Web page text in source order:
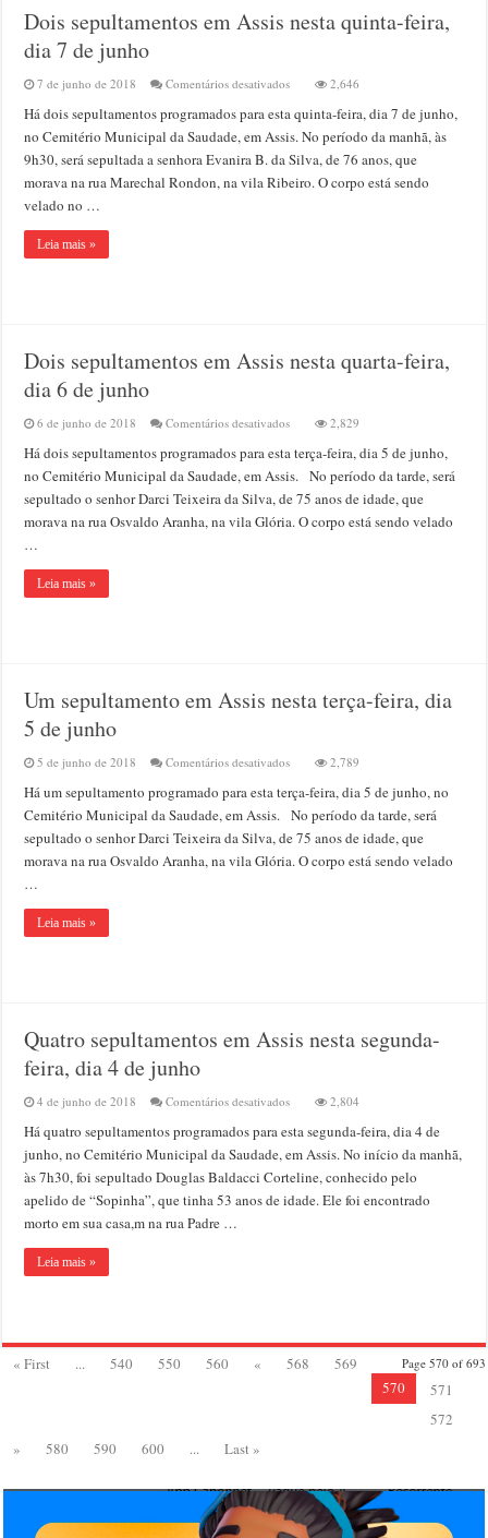
Dois sepultamentos em Assis nesta quinta-feira,
dia 7 de junho
7 de junho de 2018 Comentários desativadosem
sepultamentos
em
nesta
quinta-
2,646
Há dois sepultamentos programados para esta quinta-feira, dia 7 de junho,
no Cemitério Municipal da Saudade, em Assis. No período da manhã, às
9h30, será sepultada a senhora Evanira B. da Silva, de 76 anos, que
morava na rua Marechal Rondon, na vila Ribeiro. O corpo está sendo
velado no …
Leia mais »
Dois sepultamentos em Assis nesta quarta-feira,
dia 6 de junho
6 de junho de 2018 Comentários desativadosem
sepultamentos
em
nesta
quarta-
2,829
Há dois sepultamentos programados para esta terça-feira, dia 5 de junho,
no Cemitério Municipal da Saudade, em Assis. No período da tarde, será
sepultado o senhor Darci Teixeira da Silva, de 75 anos de idade, que
morava na rua Osvaldo Aranha, na vila Glória. O corpo está sendo velado
…
Leia mais »
Um sepultamento em Assis nesta terça-feira, dia
5 de junho
5 de junho de 2018 Comentários desativadosem
sepultamento
em
Assis
nesta
terça-
2,789
Há um sepultamento programado para esta terça-feira, dia 5 de junho, no
Cemitério Municipal da Saudade, em Assis. No período da tarde, será
sepultado o senhor Darci Teixeira da Silva, de 75 anos de idade, que
morava na rua Osvaldo Aranha, na vila Glória. O corpo está sendo velado
…
Leia mais »
Quatro sepultamentos em Assis nesta segunda-
feira, dia 4 de junho
4 de junho de 2018 Comentários desativadosem
sepultamentos
em
nesta
segunda-
2,804
Há quatro sepultamentos programados para esta segunda-feira, dia 4 de
junho, no Cemitério Municipal da Saudade, em Assis. No início da manhã,
às 7h30, foi sepultado Douglas Baldacci Corteline, conhecido pelo
apelido de “Sopinha”, que tinha 53 anos de idade. Ele foi encontrado
morto em sua casa,m na rua Padre …
Leia mais »
Page 570 of 693
« First ... 540 550 560 « 568
569
570
571
572
»
580 590 600 ... Last »